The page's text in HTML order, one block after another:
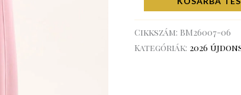
Cikkszám: BM26007-06
Kategóriák: 2026